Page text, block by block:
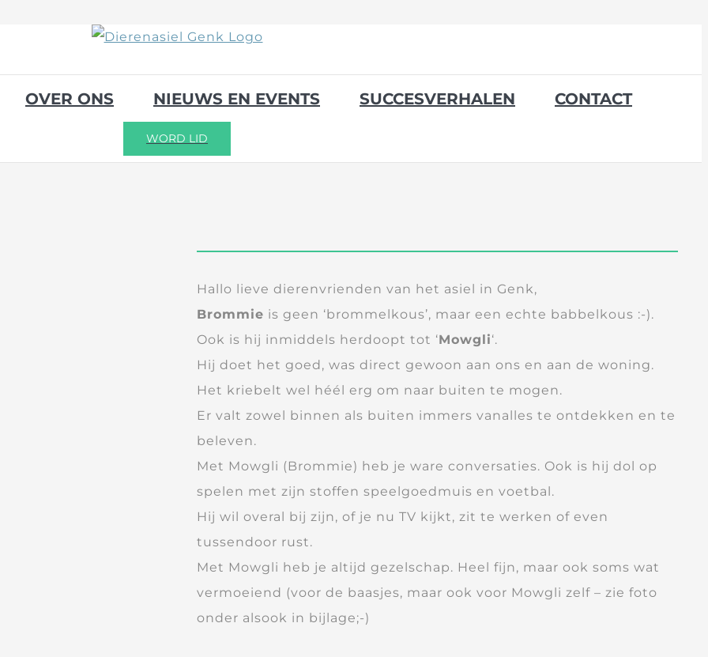
OVER ONS NIEUWS EN EVENTS SUCCESVERHALEN CONTACT
WORD LID
Hallo lieve dierenvrienden van het asiel in Genk,
Brommie is geen ‘brommelkous’, maar een echte babbelkous :-).
Ook is hij inmiddels herdoopt tot ‘Mowgli‘.
Hij doet het goed, was direct gewoon aan ons en aan de woning.
Het kriebelt wel héél erg om naar buiten te mogen.
Er valt zowel binnen als buiten immers vanalles te ontdekken en te
beleven.
Met Mowgli (Brommie) heb je ware conversaties. Ook is hij dol op
spelen met zijn stoffen speelgoedmuis en voetbal.
Hij wil overal bij zijn, of je nu TV kijkt, zit te werken of even
tussendoor rust.
Met Mowgli heb je altijd gezelschap. Heel fijn, maar ook soms wat
vermoeiend (voor de baasjes, maar ook voor Mowgli zelf – zie foto
onder alsook in bijlage;-)